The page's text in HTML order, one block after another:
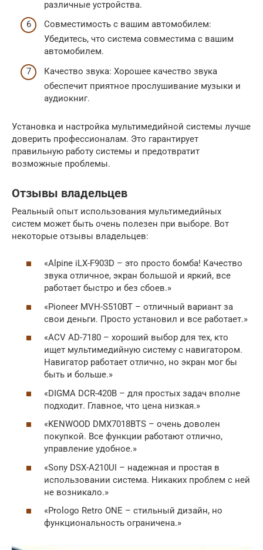
различные устройства.
Совместимость с вашим автомобилем:
Убедитесь, что система совместима с вашим
автомобилем.
Качество звука: Хорошее качество звука
обеспечит приятное прослушивание музыки и
аудиокниг.
Установка и настройка мультимедийной системы лучше
доверить профессионалам. Это гарантирует
правильную работу системы и предотвратит
возможные проблемы.
Отзывы владельцев
Реальный опыт использования мультимедийных
систем может быть очень полезен при выборе. Вот
некоторые отзывы владельцев:
«Alpine iLX-F903D – это просто бомба! Качество
звука отличное, экран большой и яркий, все
работает быстро и без сбоев.»
«Pioneer MVH-S510BT – отличный вариант за
свои деньги. Просто установил и все работает.»
«ACV AD-7180 – хороший выбор для тех, кто
ищет мультимедийную систему с навигатором.
Навигатор работает отлично, но экран мог бы
быть и больше.»
«DIGMA DCR-420B – для простых задач вполне
подходит. Главное, что цена низкая.»
«KENWOOD DMX7018BTS – очень доволен
покупкой. Все функции работают отлично,
управление удобное.»
«Sony DSX-A210UI – надежная и простая в
использовании система. Никаких проблем с ней
не возникало.»
«Prologo Retro ONE – стильный дизайн, но
функциональность ограничена.»